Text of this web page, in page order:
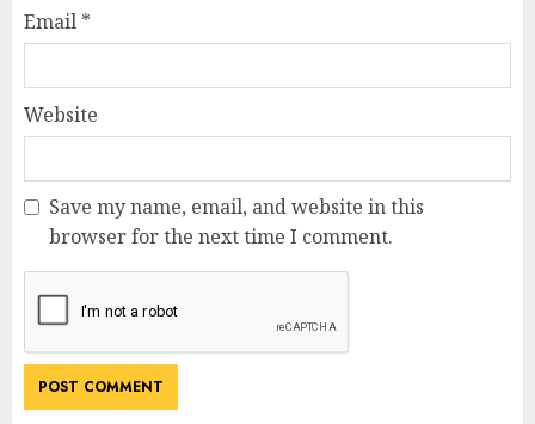
Email *
Website
Save my name, email, and website in this
browser for the next time I comment.